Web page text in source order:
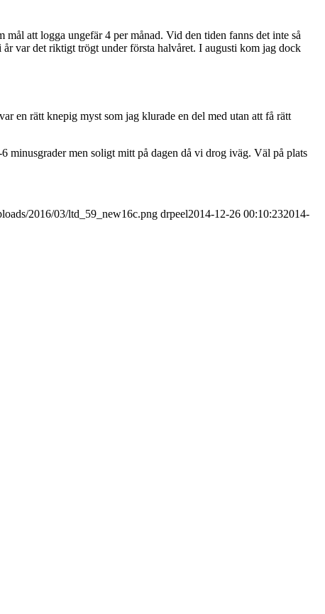
att logga ungefär 4 per månad. Vid den tiden fanns det inte så
var det riktigt trögt under första halvåret. I augusti kom jag dock
en rätt knepig myst som jag klurade en del med utan att få rätt
minusgrader men soligt mitt på dagen då vi drog iväg. Väl på plats
2016/03/ltd_59_new16c.png drpeel2014-12-26 00:10:232014-